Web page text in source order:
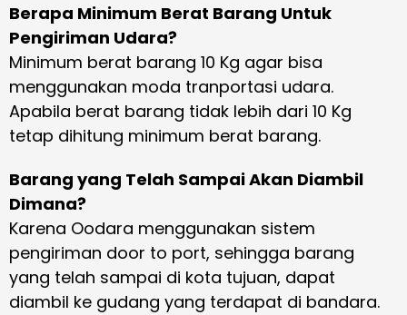
Berapa Minimum Berat Barang Untuk
Pengiriman Udara?
Minimum berat barang 10 Kg agar bisa
menggunakan moda tranportasi udara.
Apabila berat barang tidak lebih dari 10 Kg
tetap dihitung minimum berat barang.
Barang yang Telah Sampai Akan Diambil
Dimana?
Karena Oodara menggunakan sistem
pengiriman door to port, sehingga barang
yang telah sampai di kota tujuan, dapat
diambil ke gudang yang terdapat di bandara.